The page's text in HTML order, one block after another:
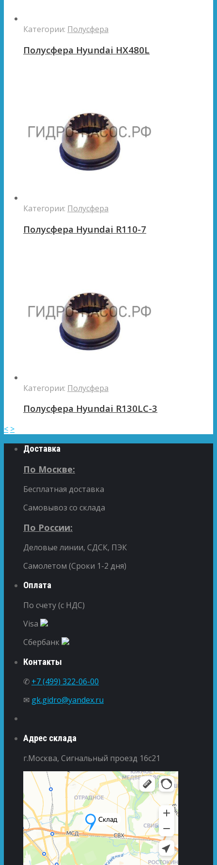
Категории: Полусфера
Полусфера Hyundai HX480L
Категории: Полусфера
Полусфера Hyundai R110-7
Категории: Полусфера
Полусфера Hyundai R130LC-3
< >
Доставка
По Москве:
Бесплатная доставка
Самовывоз со склада
По России:
Деловые линии, СДСК, ПЭК
Самолетом (Сроки 1-2 дня)
Оплата
По счету (с НДС)
Visa
Сбербанк
Контакты
✆ +7 (499) 322-06-00
✉ gk.gidro@yandex.ru
Адрес склада
г.Москва, Сигнальный проезд 16с21